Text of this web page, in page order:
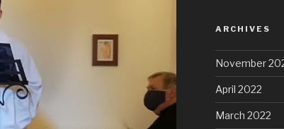
ARCHIVES
November
April 2022
March 2022